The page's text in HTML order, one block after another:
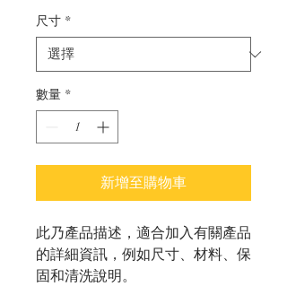
尺寸 *
數量 *
新增至購物車
此乃產品描述，適合加入有關產品
的詳細資訊，例如尺寸、材料、保
固和清洗說明。